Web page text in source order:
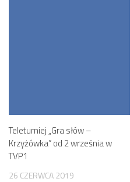
Teleturniej „Gra słów –
Krzyżówka” od 2 września w
TVP1
26 CZERWCA 2019